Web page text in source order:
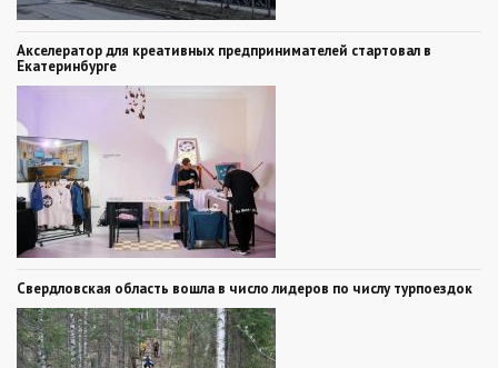
Акселератор для креативных предпринимателей стартовал в
Екатеринбурге
Свердловская область вошла в число лидеров по числу турпоездок